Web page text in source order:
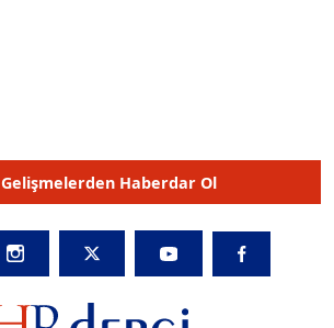
Gelişmelerden Haberdar Ol